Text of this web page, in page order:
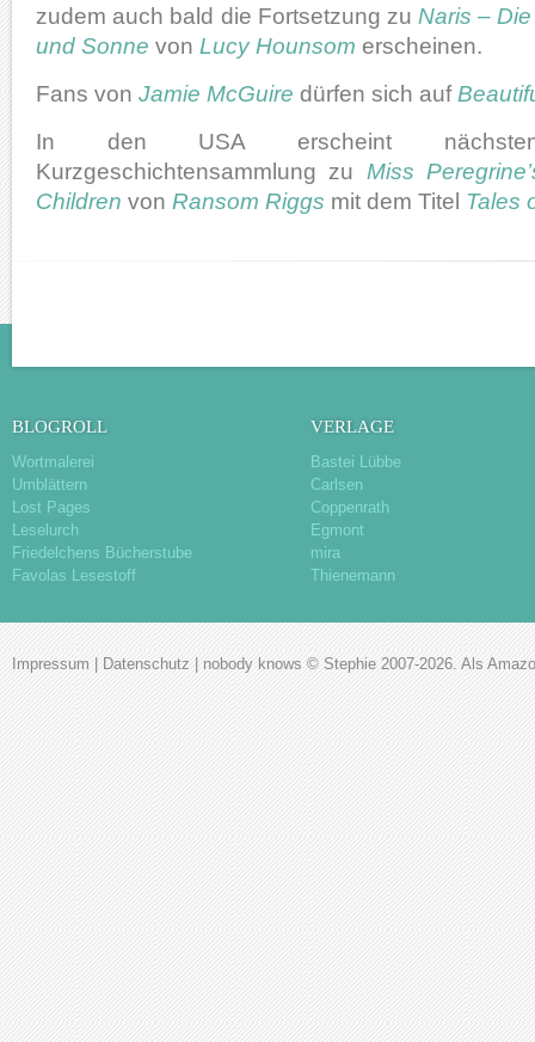
zudem auch bald die Fortsetzung zu Naris –
und Sonne von Lucy Hounsom erscheinen.
Fans von Jamie McGuire dürfen sich auf
In den USA erscheint
Kurzgeschichtensammlung zu Miss
Children von Ransom Riggs mit dem Titel Tales
BLOGROLL
Wortmalerei
Umblättern
Lost Pages
Leselurch
Friedelchens Bücherstube
Favolas Lesestoff
VERLAGE
Bastei Lübbe
Carlsen
Coppenrath
Egmont
mira
Thienemann
Impressum Datenschutz nobody knows © Stephie 2007-2026. Als